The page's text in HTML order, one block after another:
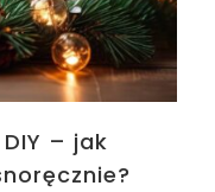
– jak